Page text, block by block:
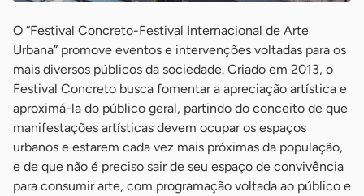
O “Festival Concreto-Festival Internacional de Arte
Urbana” promove eventos e intervenções voltadas para os
mais diversos públicos da sociedade. Criado em 2013, o
Festival Concreto busca fomentar a apreciação artística e
aproximá-la do público geral, partindo do conceito de que
manifestações artísticas devem ocupar os espaços
urbanos e estarem cada vez mais próximas da população,
e de que não é preciso sair de seu espaço de convivência
para consumir arte, com programação voltada ao público e